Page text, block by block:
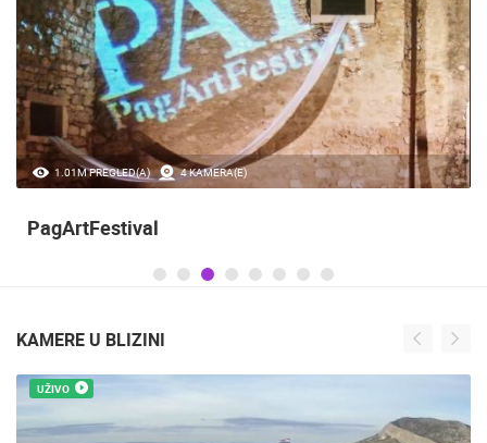
1.01M PREGLED(A) 4 KAMERA(E)
PagArtFestival
KAMERE U BLIZINI
UŽIVO